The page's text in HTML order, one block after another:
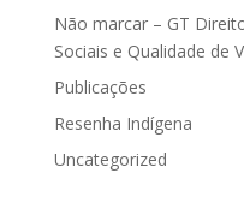
Não marcar – GT
Sociais e Qualidade de
Publicações
Resenha Indígena
Uncategorized